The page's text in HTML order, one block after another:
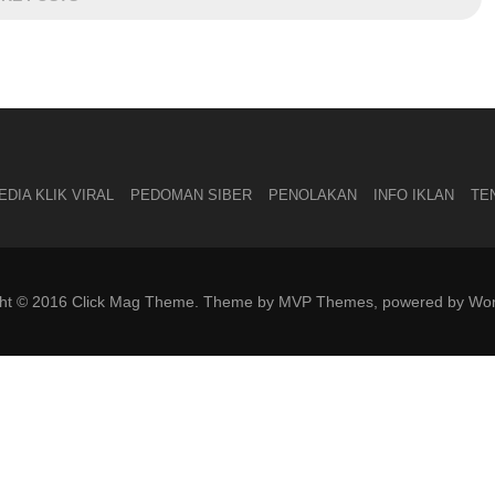
KLIK VIRAL PEDOMAN SIBER PENOLAKAN INFO IKLAN
© 2016 Click Mag Theme. Theme by MVP Themes, powered by